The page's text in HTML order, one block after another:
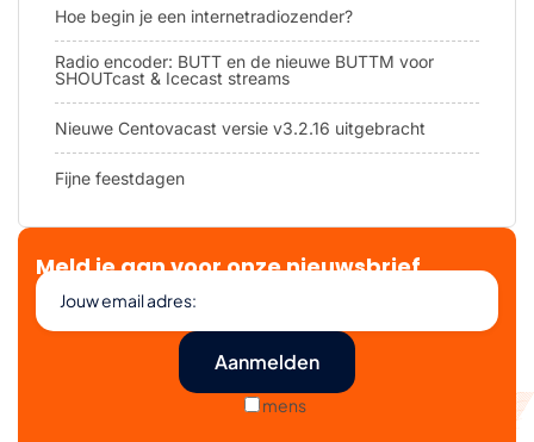
Hoe begin je een internetradiozender?
Radio encoder: BUTT en de nieuwe BUTTM voor
SHOUTcast & Icecast streams
Nieuwe Centovacast versie v3.2.16 uitgebracht
Fijne feestdagen
Meld je aan voor onze nieuwsbrief
mens